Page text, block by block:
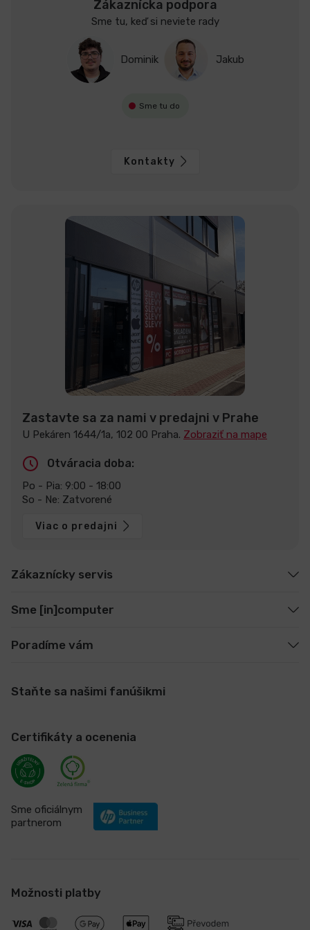
Zákaznícka podpora
Sme tu, keď si neviete rady
Dominik Jakub
Sme tu do
Kontakty
Zastavte sa za nami v predajni v Prahe
U Pekáren 1644/1a, 102 00 Praha. Zobraziť na mape
Otváracia doba:
Po - Pia: 9:00 - 18:00
So - Ne: Zatvorené
Viac o predajni
Zákaznícky servis
Sme [in]computer
Poradíme vám
Staňte sa našimi fanúšikmi
Certifikáty a ocenenia
Sme oficiálnym
partnerom
Možnosti platby